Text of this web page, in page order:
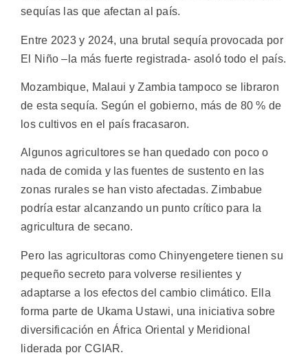
sequías las que afectan al país.
Entre 2023 y 2024, una brutal sequía provocada por
El Niño –la más fuerte registrada- asoló todo el país.
Mozambique, Malaui y Zambia tampoco se libraron
de esta sequía. Según el gobierno, más de 80 % de
los cultivos en el país fracasaron.
Algunos agricultores se han quedado con poco o
nada de comida y las fuentes de sustento en las
zonas rurales se han visto afectadas. Zimbabue
podría estar alcanzando un punto crítico para la
agricultura de secano.
Pero las agricultoras como Chinyengetere tienen su
pequeño secreto para volverse resilientes y
adaptarse a los efectos del cambio climático. Ella
forma parte de Ukama Ustawi, una iniciativa sobre
diversificación en África Oriental y Meridional
liderada por CGIAR.